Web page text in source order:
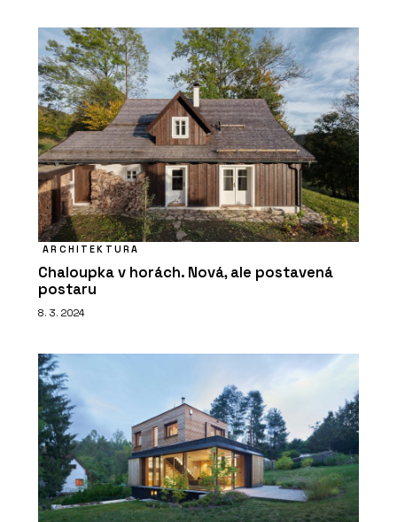
ARCHITEKTURA
Chaloupka v horách. Nová, ale postavená
postaru
8. 3. 2024